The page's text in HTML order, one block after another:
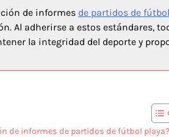
de informes de partidos de
Al adherirse a estos estándares,
la integridad del deporte y
de informes de partidos de fútbol playa?